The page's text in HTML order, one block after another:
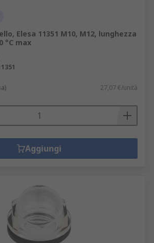
Elesa 11351 M10, M12, lunghezza
°C max
27,07 €/unità
Aggiungi